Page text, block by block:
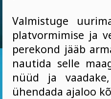
Valmistuge
platvormimise ja
perekond jääb
nautida selle
nüüd ja
ühendada ajaloo